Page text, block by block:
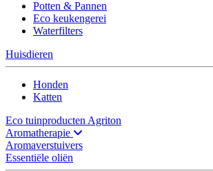
Potten & Pannen
Eco keukengerei
Waterfilters
Huisdieren
Honden
Katten
Eco tuinproducten Agriton
Aromatherapie
Aromaverstuivers
Essentiële oliën